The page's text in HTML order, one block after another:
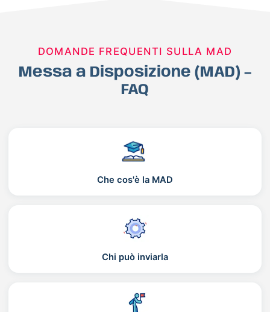
DOMANDE FREQUENTI SULLA MAD
Messa a Disposizione (MAD) –
FAQ
Che cos'è la MAD
Chi può inviarla